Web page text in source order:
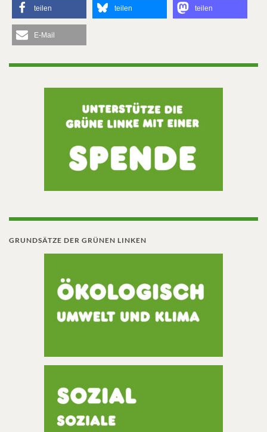
teilen teilen teilen
E-Mail
GRUNDSÄTZE DER GRÜNEN LINKEN